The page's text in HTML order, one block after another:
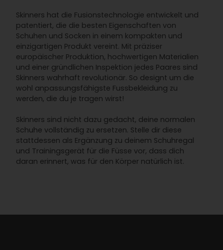
Skinners hat die Fusionstechnologie entwickelt und
patentiert, die die besten Eigenschaften von
Schuhen und Socken in einem kompakten und
einzigartigen Produkt vereint. Mit präziser
europäischer Produktion, hochwertigen Materialien
und einer gründlichen Inspektion jedes Paares sind
Skinners wahrhaft revolutionär. So designt um die
wohl anpassungsfähigste Fussbekleidung zu
werden, die du je tragen wirst!
Skinners sind nicht dazu gedacht, deine normalen
Schuhe vollständig zu ersetzen. Stelle dir diese
stattdessen als Ergänzung zu deinem Schuhregal
und Trainingsgerät für die Füsse vor, dass dich
daran erinnert, was für den Körper natürlich ist.